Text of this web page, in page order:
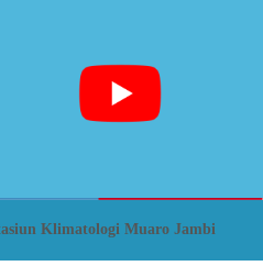
Klimatologi Muaro Jambi